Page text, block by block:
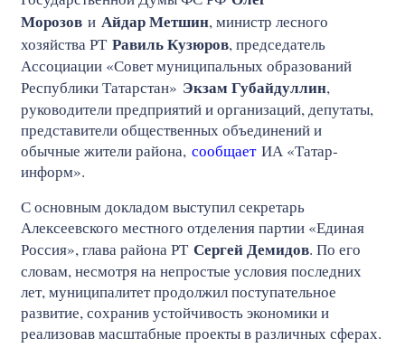
Морозов и Айдар Метшин, министр лесного
хозяйства РТ Равиль Кузюров, председатель
Ассоциации «Совет муниципальных образований
Республики Татарстан» Экзам Губайдуллин,
руководители предприятий и организаций, депутаты,
представители общественных объединений и
обычные жители района, сообщаетИА «Татар-
информ».
С основным докладом выступил секретарь
Алексеевского местного отделения партии «Единая
Россия», глава района РТ Сергей Демидов. По его
словам, несмотря на непростые условия последних
лет, муниципалитет продолжил поступательное
развитие, сохранив устойчивость экономики и
реализовав масштабные проекты в различных сферах.